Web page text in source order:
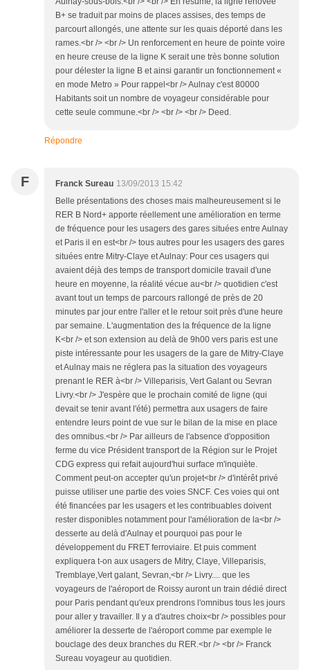
B+ se traduit par moins de places assises, des temps de
parcourt allongés, une attente sur les quais déporté dans les
rames.<br /> <br /> Un renforcement en heure de pointe voire
en heure creuse de la ligne K serait une très bonne solution
pour délester la ligne B et ainsi garantir un fonctionnement «
en mode Metro » Pour rappel<br /> Aulnay c'est 80000
Habitants soit un nombre de voyageur considérable pour
cette seule commune.<br /> <br /> <br /> Deed.
Répondre
F Franck Sureau 13/09/2013 15:42
Belle présentations des choses mais malheureusement si le
RER B Nord+ apporte réellement une amélioration en terme
de fréquence pour les usagers des gares situées entre Aulnay
et Paris il en est<br /> tous autres pour les usagers des gares
situées entre Mitry-Claye et Aulnay: Pour ces usagers qui
avaient déjà des temps de transport domicile travail d'une
heure en moyenne, la réalité vécue au<br /> quotidien c'est
avant tout un temps de parcours rallongé de près de 20
minutes par jour entre l'aller et le retour soit près d'une heure
par semaine. L'augmentation des la fréquence de la ligne
K<br /> et son extension au delà de 9h00 vers paris est une
piste intéressante pour les usagers de la gare de Mitry-Claye
et Aulnay mais ne réglera pas la situation des voyageurs
prenant le RER à<br /> Villeparisis, Vert Galant ou Sevran
Livry.<br /> J'espère que le prochain comité de ligne (qui
devait se tenir avant l'été) permettra aux usagers de faire
entendre leurs point de vue sur le bilan de la mise en place
des omnibus.<br /> Par ailleurs de l'absence d'opposition
ferme du vice Président transport de la Région sur le Projet
CDG express qui refait aujourd'hui surface m'inquiète.
Comment peut-on accepter qu'un projet<br /> d'intérêt privé
puisse utiliser une partie des voies SNCF. Ces voies qui ont
été financées par les usagers et les contribuables doivent
rester disponibles notamment pour l'amélioration de la<br />
desserte au delà d'Aulnay et pourquoi pas pour le
développement du FRET ferroviaire. Et puis comment
expliquera t-on aux usagers de Mitry, Claye, Villeparisis,
Tremblaye,Vert galant, Sevran,<br /> Livry.... que les
voyageurs de l'aéroport de Roissy auront un train dédié direct
pour Paris pendant qu'eux prendrons l'omnibus tous les jours
pour aller y travailler. Il y a d'autres choix<br /> possibles pour
améliorer la desserte de l'aéroport comme par exemple le
bouclage des deux branches du RER.<br /> <br /> Franck
Sureau voyageur au quotidien.